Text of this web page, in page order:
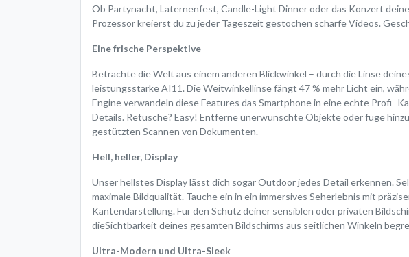
Ob Partynacht, Laternenfest, Candle-Light Dinner oder das Konzert
Prozessor kreierst du zu jeder Tageszeit gestochen scharfe Videos.
Eine frische Perspektive
Betrachte die Welt aus einem anderen Blickwinkel – durch die Linse
leistungsstarke AI11. Die Weitwinkellinse fängt 47 % mehr Licht ein,
Engine verwandeln diese Features das Smartphone in eine echte Profi-
Details. Retusche? Easy! Entferne unerwünschte Objekte oder füge
gestützten Scannen von Dokumenten.
Hell, heller, Display
Unser hellstes Display lässt dich sogar Outdoor jedes Detail erkennen.
maximale Bildqualität. Tauche ein in ein immersives Seherlebnis mit
Kantendarstellung. Für den Schutz deiner sensiblen oder privaten
dieSichtbarkeit deines gesamten Bildschirms aus seitlichen Winkeln
Ultra-Modern und Ultra-Sleek